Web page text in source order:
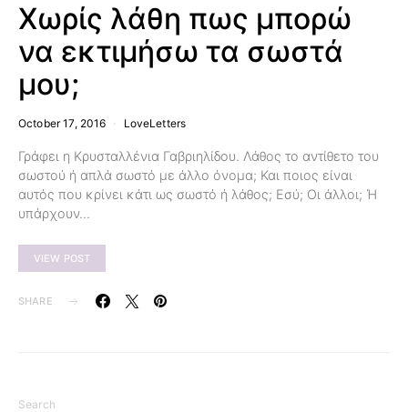
Χωρίς λάθη πως μπορώ
να εκτιμήσω τα σωστά
μου;
October 17, 2016 LoveLetters
Γράφει η Κρυσταλλένια Γαβριηλίδου. Λάθος το αντίθετο του
σωστού ή απλά σωστό με άλλο όνομα; Και ποιος είναι
αυτός που κρίνει κάτι ως σωστό ή λάθος; Εσύ; Οι άλλοι; Ή
υπάρχουν…
VIEW POST
SHARE
Search